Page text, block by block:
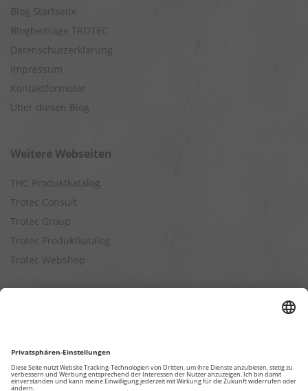
Blog Startseite
Blogbeiträge TROTEC
Datenschutzerklärung
Impressum
Kontaktformular
Über diesen Blog
Weitere Webseiten
THC Produktkatalog
Trotec Consult
Trotec Group
Trotec Produktkatalog
Trotec Webshop
Entfeuchtungsleistung berechnen
Kapazitätsberechnung für Luftreiniger